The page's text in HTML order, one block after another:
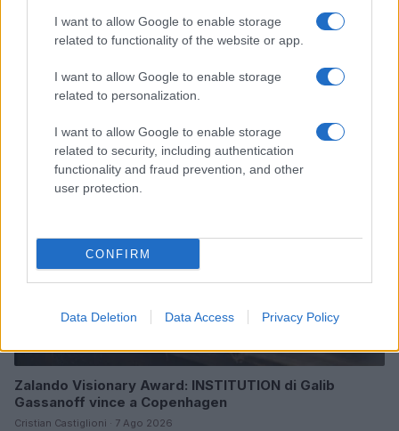
I want to allow Google to enable storage
related to functionality of the website or app.
I want to allow Google to enable storage
related to personalization.
I want to allow Google to enable storage
related to security, including authentication
functionality and fraud prevention, and other
user protection.
CONFIRM
Data Deletion Data Access Privacy Policy
mare e storia
Cristian Castiglioni · 8 Ago 2026
LIFESTYLE
Zalando Visionary Award: INSTITUTION di Galib
Gassanoff vince a Copenhagen
Cristian Castiglioni · 7 Ago 2026